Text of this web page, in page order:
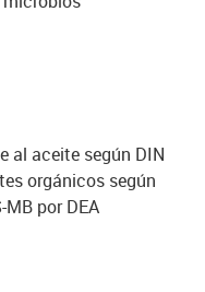
al aceite según DIN
orgánicos según
por DEA